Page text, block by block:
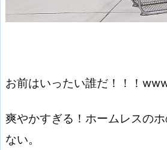
お前はいったい誰だ！！！
爽やかすぎる！ホームレスの
ない。